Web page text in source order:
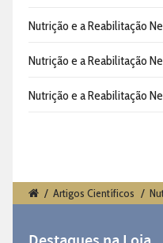
Nutrição e a Reabilitação
Nutrição e a Reabilitação
Nutrição e a Reabilitação
/ Artigos Científicos /